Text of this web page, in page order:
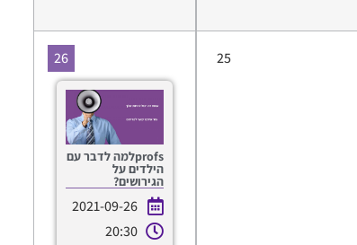
25
26
profsלמה לדבר עם
הילדים על
הגירושים?
2021-09-26
20:30